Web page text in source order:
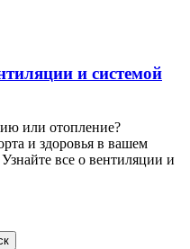
и системой
или отопление?
и здоровья в вашем
все о вентиляции и